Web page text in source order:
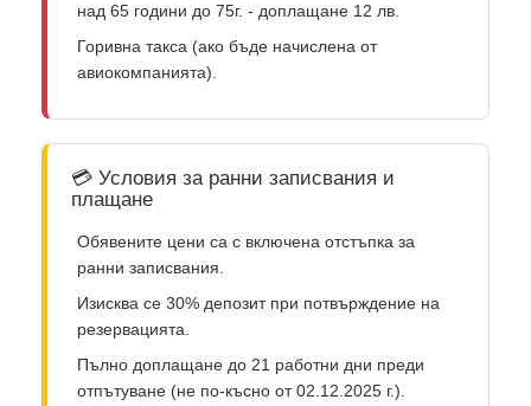
над 65 години до 75г. - доплащане 12 лв.
Горивна такса (ако бъде начислена от
авиокомпанията).
💳 Условия за ранни записвания и
плащане
Обявените цени са с включена отстъпка за
ранни записвания.
Изисква се 30% депозит при потвърждение на
резервацията.
Пълно доплащане до 21 работни дни преди
отпътуване (не по-късно от 02.12.2025 г.).